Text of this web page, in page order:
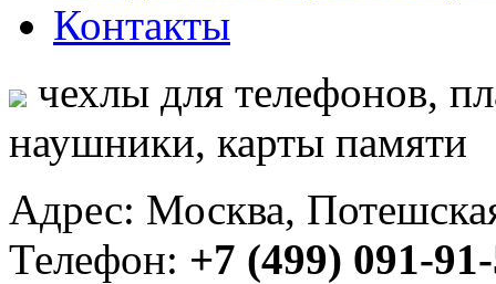
Контакты
чехлы для телефонов,
наушники, карты памяти
Адрес: Москва,
Телефон: +7 (499) 091-